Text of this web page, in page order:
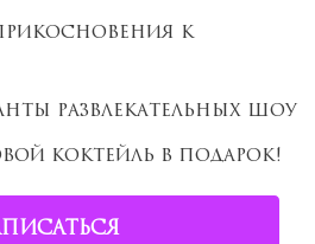
к
развлекательных шоу
коктейль в подарок!